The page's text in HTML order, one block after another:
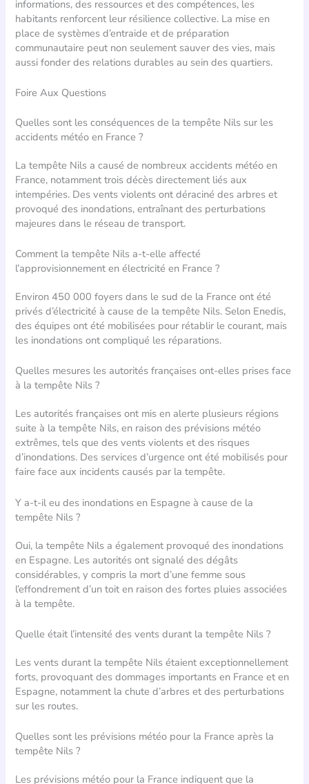
informations, des ressources et des compétences, les
habitants renforcent leur résilience collective. La mise en
place de systèmes d’entraide et de préparation
communautaire peut non seulement sauver des vies, mais
aussi fonder des relations durables au sein des quartiers.
Foire Aux Questions
Quelles sont les conséquences de la tempête Nils sur les
accidents météo en France ?
La tempête Nils a causé de nombreux accidents météo en
France, notamment trois décès directement liés aux
intempéries. Des vents violents ont déraciné des arbres et
provoqué des inondations, entraînant des perturbations
majeures dans le réseau de transport.
Comment la tempête Nils a-t-elle affecté
l’approvisionnement en électricité en France ?
Environ 450 000 foyers dans le sud de la France ont été
privés d’électricité à cause de la tempête Nils. Selon Enedis,
des équipes ont été mobilisées pour rétablir le courant, mais
les inondations ont compliqué les réparations.
Quelles mesures les autorités françaises ont-elles prises face
à la tempête Nils ?
Les autorités françaises ont mis en alerte plusieurs régions
suite à la tempête Nils, en raison des prévisions météo
extrêmes, tels que des vents violents et des risques
d’inondations. Des services d’urgence ont été mobilisés pour
faire face aux incidents causés par la tempête.
Y a-t-il eu des inondations en Espagne à cause de la
tempête Nils ?
Oui, la tempête Nils a également provoqué des inondations
en Espagne. Les autorités ont signalé des dégâts
considérables, y compris la mort d’une femme sous
l’effondrement d’un toit en raison des fortes pluies associées
à la tempête.
Quelle était l’intensité des vents durant la tempête Nils ?
Les vents durant la tempête Nils étaient exceptionnellement
forts, provoquant des dommages importants en France et en
Espagne, notamment la chute d’arbres et des perturbations
sur les routes.
Quelles sont les prévisions météo pour la France après la
tempête Nils ?
Les prévisions météo pour la France indiquent que la